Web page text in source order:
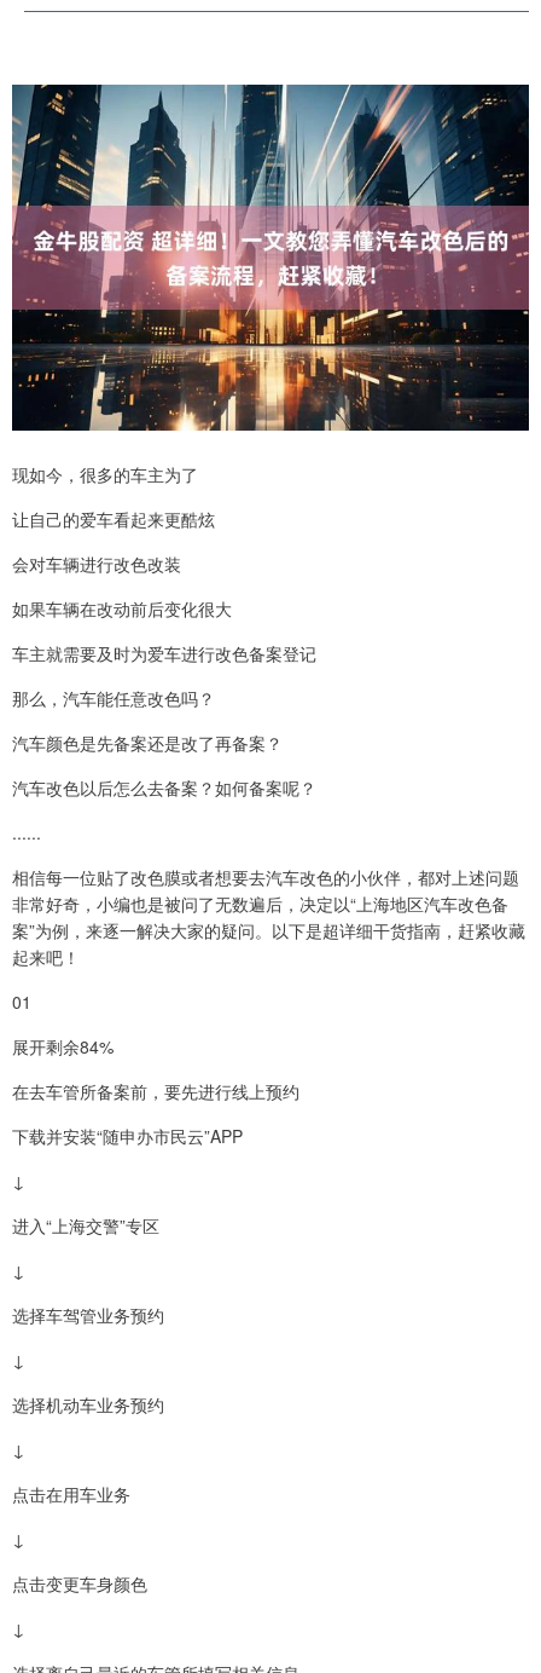
现如今，很多的车主为了
让自己的爱车看起来更酷炫
会对车辆进行改色改装
如果车辆在改动前后变化很大
车主就需要及时为爱车进行改色备案登记
那么，汽车能任意改色吗？
汽车颜色是先备案还是改了再备案？
汽车改色以后怎么去备案？如何备案呢？
......
相信每一位贴了改色膜或者想要去汽车改色的小伙伴，都对上述问题
非常好奇，小编也是被问了无数遍后，决定以“上海地区汽车改色备
案”为例，来逐一解决大家的疑问。以下是超详细干货指南，赶紧收藏
起来吧！
01
展开剩余84%
在去车管所备案前，要先进行线上预约
下载并安装“随申办市民云”APP
↓
进入“上海交警”专区
↓
选择车驾管业务预约
↓
选择机动车业务预约
↓
点击在用车业务
↓
点击变更车身颜色
↓